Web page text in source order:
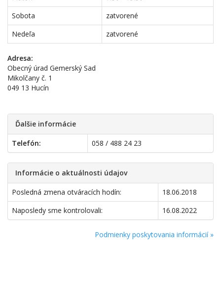
Sobota
zatvorené
Nedeľa
zatvorené
Adresa:
Obecný úrad Gemerský Sad
Mikolčany č. 1
049 13 Hucín
Ďalšie informácie
Telefón: 058 / 488 24 23
Informácie o aktuálnosti údajov
Posledná zmena otváracích hodín:
18.06.2018
Naposledy sme kontrolovali:
16.08.2022
Podmienky poskytovania informácií »